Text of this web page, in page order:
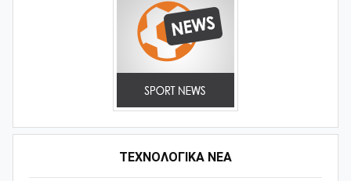
ΤΕΧΝΟΛΟΓΙΚΑ ΝΕΑ